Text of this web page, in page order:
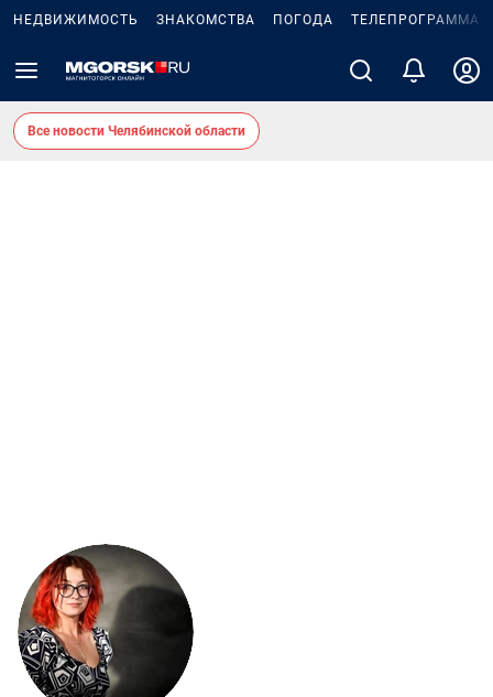
НЕДВИЖИМОСТЬ ЗНАКОМСТВА ПОГОДА ТЕЛЕПРОГРАММА
Все новости Челябинской области